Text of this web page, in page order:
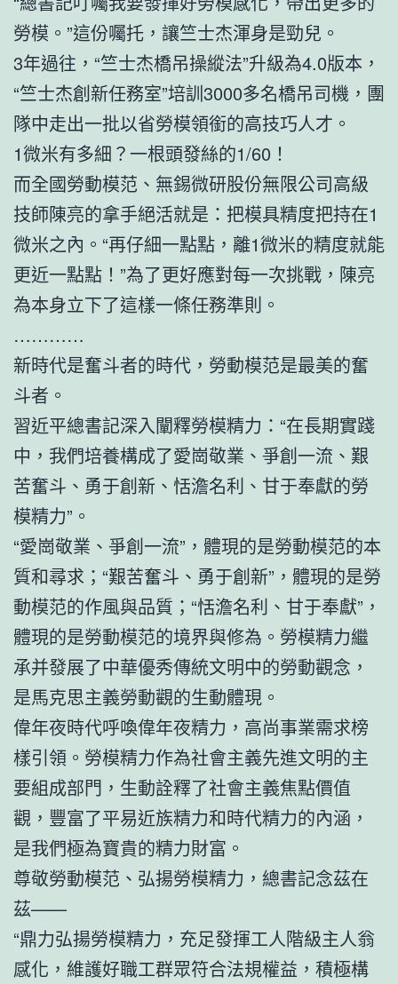
勞模。”這份囑托，讓竺士杰渾身是勁兒。
3年過往，“竺士杰橋吊操縱法”升級為4.0版本，
“竺士杰創新任務室”培訓3000多名橋吊司機，團
隊中走出一批以省勞模領銜的高技巧人才。
1微米有多細？一根頭發絲的1/60！
而全國勞動模范、無錫微研股份無限公司高級
技師陳亮的拿手絕活就是：把模具精度把持在1
微米之內。“再仔細一點點，離1微米的精度就能
更近一點點！”為了更好應對每一次挑戰，陳亮
為本身立下了這樣一條任務準則。
…………
新時代是奮斗者的時代，勞動模范是最美的奮
斗者。
習近平總書記深入闡釋勞模精力：“在長期實踐
中，我們培養構成了愛崗敬業、爭創一流、艱
苦奮斗、勇于創新、恬澹名利、甘于奉獻的勞
模精力”。
“愛崗敬業、爭創一流”，體現的是勞動模范的本
質和尋求；“艱苦奮斗、勇于創新”，體現的是勞
動模范的作風與品質；“恬澹名利、甘于奉獻”，
體現的是勞動模范的境界與修為。勞模精力繼
承并發展了中華優秀傳統文明中的勞動觀念，
是馬克思主義勞動觀的生動體現。
偉年夜時代呼喚偉年夜精力，高尚事業需求榜
樣引領。勞模精力作為社會主義先進文明的主
要組成部門，生動詮釋了社會主義焦點價值
觀，豐富了平易近族精力和時代精力的內涵，
是我們極為寶貴的精力財富。
尊敬勞動模范、弘揚勞模精力，總書記念茲在
茲——
“鼎力弘揚勞模精力，充足發揮工人階級主人翁
感化，維護好職工群眾符合法規權益，積極構